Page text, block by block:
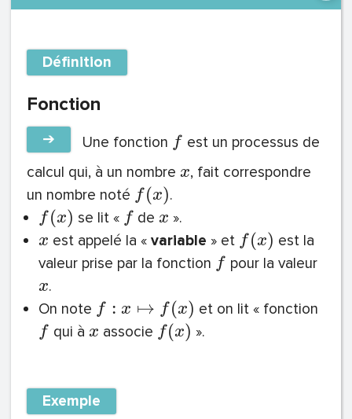
Définition
Fonction
➔ Une fonction f est un processus de
calcul qui, à un nombre x, fait correspondre
un nombre noté f (x).
f (x) se lit « f de x ».
x est appelé la « variable » et f (x) est la
valeur prise par la fonction f pour la valeur
x.
On note f : x ↦ f (x) et on lit « fonction
f qui à x associe f (x) ».
Exemple